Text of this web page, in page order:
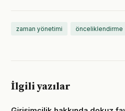
zaman yönetimi önceliklendirme
İlgili yazılar